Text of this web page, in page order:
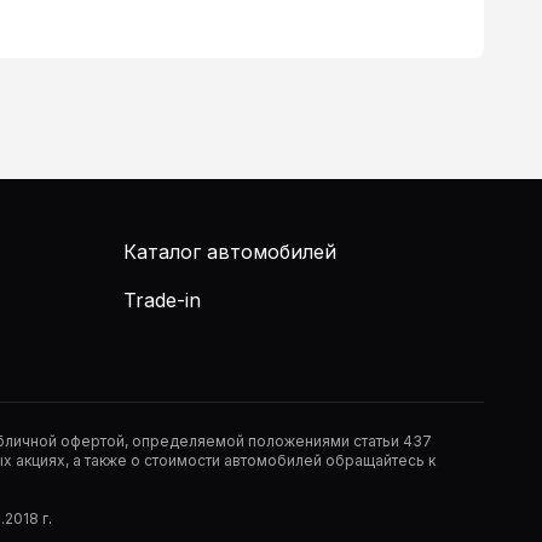
Каталог автомобилей
Trade-in
офертой, определяемой положениями статьи 437
а также о стоимости автомобилей обращайтесь к
г.